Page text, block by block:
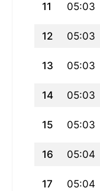
11 05:03
12 05:03
13 05:03
14 05:03
15 05:03
16 05:04
17 05:04